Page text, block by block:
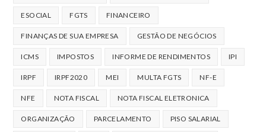
ESOCIAL FGTS FINANCEIRO
FINANÇAS DE SUA EMPRESA GESTÃO DE NEGÓCIOS
ICMS IMPOSTOS INFORME DE RENDIMENTOS IPI
IRPF IRPF2020 MEI MULTA FGTS NF-E
NFE NOTA FISCAL NOTA FISCAL ELETRONICA
ORGANIZAÇÃO PARCELAMENTO PISO SALARIAL